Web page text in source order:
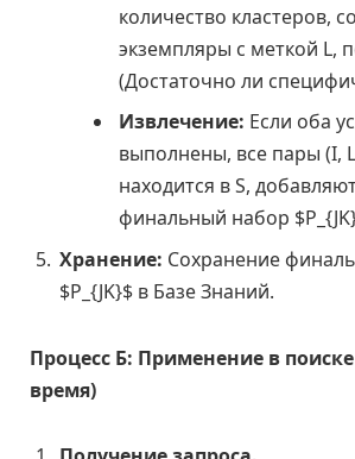
количество кластеров,
экземпляры с меткой L,
(Достаточно ли
Извлечение: Если оба
выполнены, все пары (I,
находится в S,
финальный набор
Хранение: Сохранение
$P_{JK}$ в Базе Знаний.
Процесс Б: Применение в
время)